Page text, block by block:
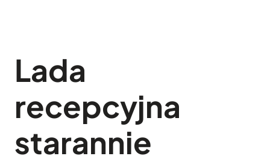
Lada
recepcyjna
starannie